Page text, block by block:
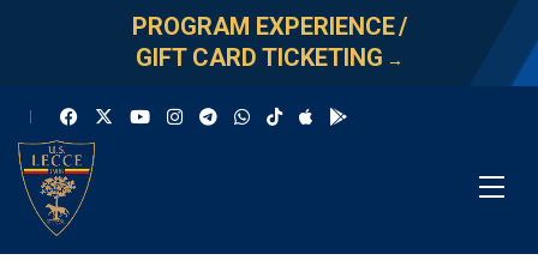
PROGRAM EXPERIENCE/
GIFT CARD TICKETING →